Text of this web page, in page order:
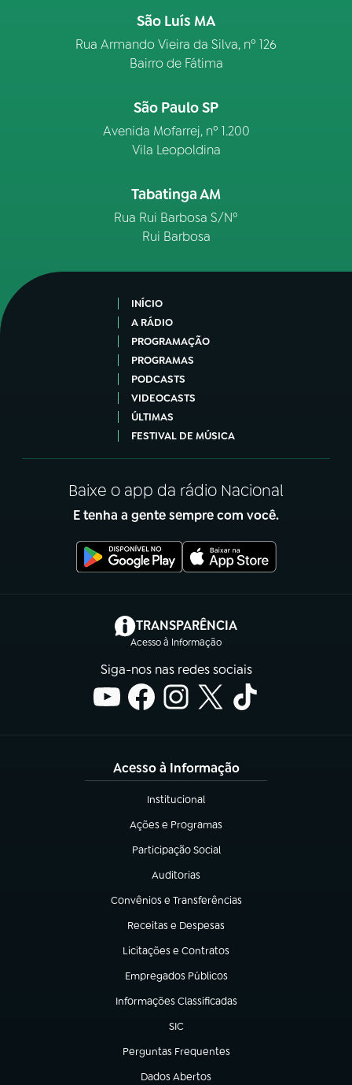
São Luís MA
Rua Armando Vieira da Silva, nº 126
Bairro de Fátima
São Paulo SP
Avenida Mofarrej, nº 1.200
Vila Leopoldina
Tabatinga AM
Rua Rui Barbosa S/Nº
Rui Barbosa
INÍCIO
A RÁDIO
PROGRAMAÇÃO
PROGRAMAS
PODCASTS
VIDEOCASTS
ÚLTIMAS
FESTIVAL DE MÚSICA
Baixe o app da rádio Nacional
E tenha a gente sempre com você.
TRANSPARÊNCIA
Acesso à Informação
(abre em nova aba)
Siga-nos nas redes sociais
Acesso à Informação
Institucional
(abre em nova aba)
Ações e Programas
(abre em nova aba)
Participação Social
(abre em nova aba)
Auditorias
(abre em nova aba)
Convênios e Transferências
(abre em nova aba)
Receitas e Despesas
(abre em nova aba)
Licitações e Contratos
(abre em nova aba)
Empregados Públicos
(abre em nova aba)
Informações Classificadas
(abre em nova aba)
SIC
(abre em nova aba)
Perguntas Frequentes
(abre em nova aba)
Dados Abertos
(abre em nova aba)